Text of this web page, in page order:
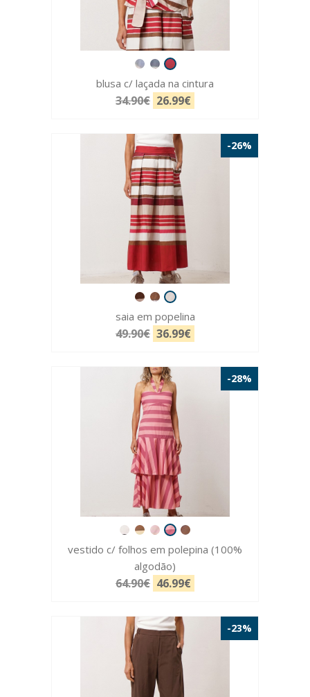
blusa c/ laçada na cintura
34.90€ 26.99€
-26%
saia em popelina
49.90€ 36.99€
-28%
vestido c/ folhos em polepina (100%
algodão)
64.90€ 46.99€
-23%